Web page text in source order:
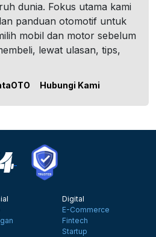
dunia. Fokus utama kami
panduan otomotif untuk
mobil dan motor sebelum
lewat ulasan, tips,
Hubungi Kami
Digital
E-Commerce
Fintech
Startup